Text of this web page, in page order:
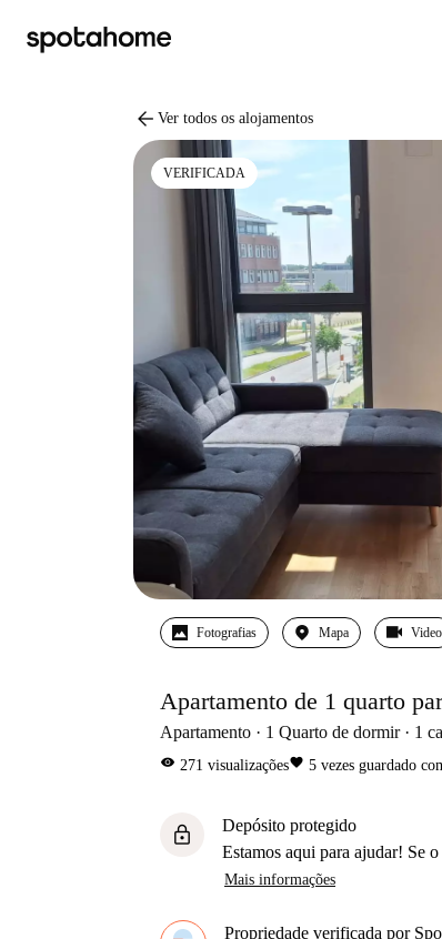
arrow_back Ver todos os alojamentos
VERIFICADA
Fotografias Mapa Video
Apartamento de 1 quarto
Apartamento 1 Quarto de dormir 1
visibility 271 visualizaçõesfavorite 5 vezes guardado
lock
Depósito protegido
Estamos aqui para ajudar! Se
Mais informações
Propriedade verificada por